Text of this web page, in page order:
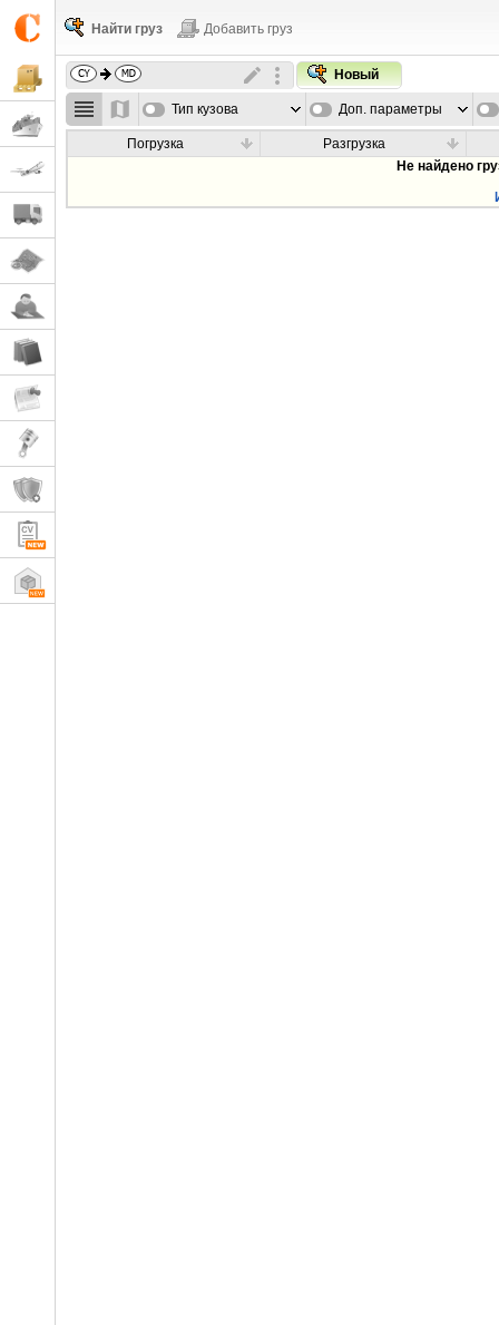
Найти груз Добавить груз
Новый
Тип кузова Доп. параметры
Погрузка
Разгрузка
Не найдено